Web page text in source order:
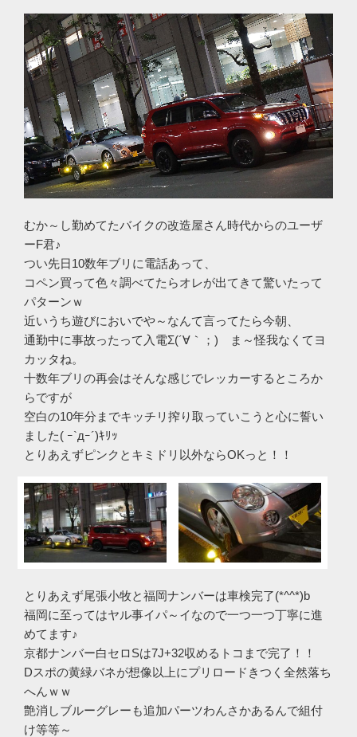
むか～し勤めてたバイクの改造屋さん時代からのユーザ
ーF君♪
つい先日10数年ブリに電話あって、
コペン買って色々調べてたらオレが出てきて驚いたって
パターンｗ
近いうち遊びにおいでや～なんて言ってたら今朝、
通勤中に事故ったって入電Σ(´∀｀；) ま～怪我なくてヨ
カッタね。
十数年ブリの再会はそんな感じでレッカーするところか
らですが
空白の10年分までキッチリ搾り取っていこうと心に誓い
ました( ｰ`дｰ´)ｷﾘｯ
とりあえずピンクとキミドリ以外ならOKっと！！
とりあえず尾張小牧と福岡ナンバーは車検完了(*^^*)b
福岡に至ってはヤル事イパ～イなので一つ一つ丁寧に進
めてます♪
京都ナンバー白セロSは7J+32収めるトコまで完了！！
Dスポの黄緑バネが想像以上にプリロードきつく全然落ち
へんｗｗ
艶消しブルーグレーも追加パーツわんさかあるんで組付
け等等～